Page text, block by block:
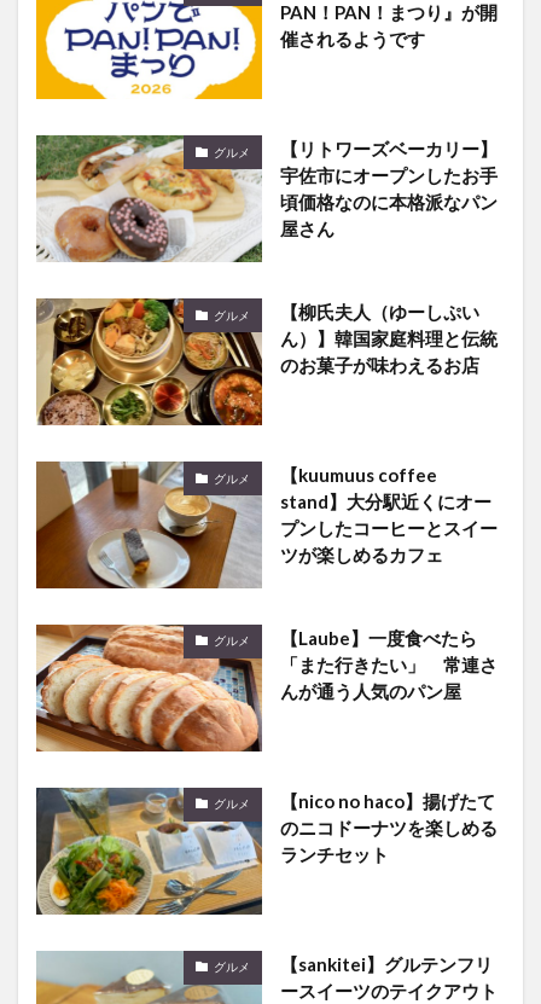
PAN！PAN！まつり』が開
催されるようです
グルメ
【リトワーズベーカリー】
宇佐市にオープンしたお手
頃価格なのに本格派なパン
屋さん
グルメ
【柳氏夫人（ゆーしぷい
ん）】韓国家庭料理と伝統
のお菓子が味わえるお店
グルメ
【kuumuus coffee
stand】大分駅近くにオー
プンしたコーヒーとスイー
ツが楽しめるカフェ
グルメ
【Laube】一度食べたら
「また行きたい」 常連さ
んが通う人気のパン屋
グルメ
【nico no haco】揚げたて
のニコドーナツを楽しめる
ランチセット
グルメ
【sankitei】グルテンフリ
ースイーツのテイクアウト